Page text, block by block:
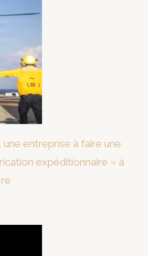
entreprise à faire une
expéditionnaire » à